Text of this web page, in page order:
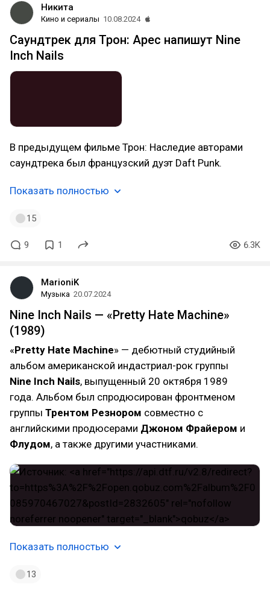
Никита
Кино и сериалы 10.08.2024
Саундтрек для Трон: Арес напишут Nine
Inch Nails
В предыдущем фильме Трон: Наследие авторами
саундтрека был французский дуэт Daft Punk.
Показать полностью
15
9 1 6.3K
MarioniK
Музыка 20.07.2024
Nine Inch Nails — «Pretty Hate Machine»
(1989)
«Pretty Hate Machine» — дебютный студийный
альбом американской индастриал-рок группы
Nine Inch Nails, выпущенный 20 октября 1989
года. Альбом был спродюсирован фронтменом
группы Трентом Резнором совместно с
английскими продюсерами Джоном Фрайером и
Флудом, а также другими участниками.
Показать полностью
13